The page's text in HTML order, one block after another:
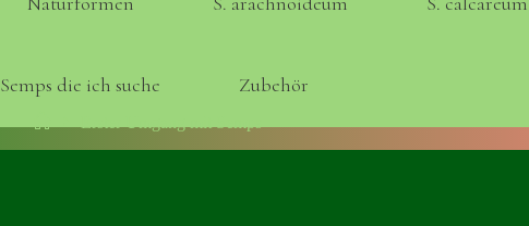
Semps die ich suche Zubehör
Erster Umgang mit Semps